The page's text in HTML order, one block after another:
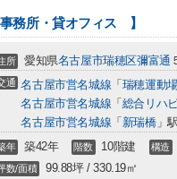
務所・貸オフィス 】
所 愛知県名古屋市瑞穂区彌富通
通 名古屋市営名城線 「 瑞穂運動
名古屋市営名城線 「 総合リハ
名古屋市営名城線 「 新瑞橋」
年 築42年 階数 10階建 構造
数/面積 99.88坪 / 330.19㎡